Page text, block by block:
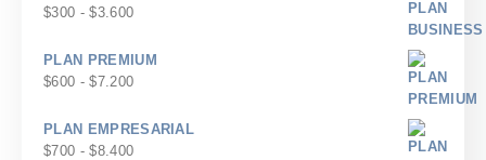
$300 - $3.600Rango
precios:
desde
PLAN PREMIUM
$600 - $7.200Rango
precios:
desde
PLAN EMPRESARIAL
$700 - $8.400Rango